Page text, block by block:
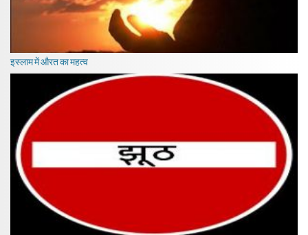
इस्लाम में औरत का महत्व